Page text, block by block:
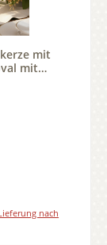
mit
mit
nach